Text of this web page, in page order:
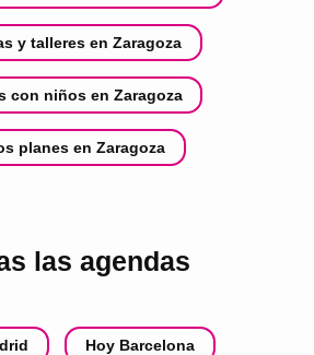
y talleres en Zaragoza
con niños en Zaragoza
planes en Zaragoza
las agendas
Hoy Barcelona